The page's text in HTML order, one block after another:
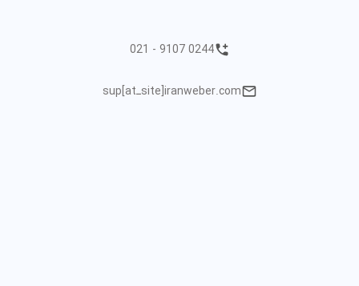
021 - 9107 0244
sup[atـsite]iranweber.com